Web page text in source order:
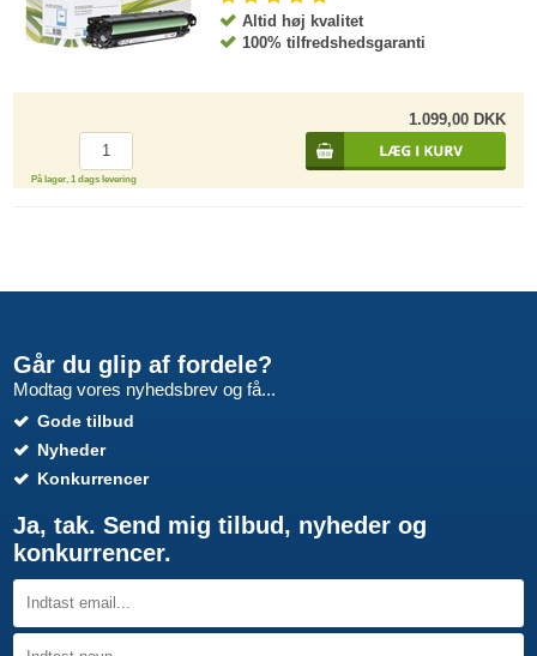
Altid høj kvalitet
100% tilfredshedsgaranti
1.099,00 DKK
På lager, 1 dags levering
Går du glip af fordele?
Modtag vores nyhedsbrev og få...
Gode tilbud
Nyheder
Konkurrencer
Ja, tak. Send mig tilbud, nyheder og
konkurrencer.